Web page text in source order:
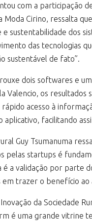
com a participação
Moda Cirino, ressalta
sustentabilidade dos
das tecnologias
sustentável de fato”.
dois softwares e
Valencio, os
acesso à
aplicativo, facilitando
Guy Tsumanuma
pelas startups é
é a validação por parte
em trazer o benefício ao
da Sociedade
é uma grande vitrine